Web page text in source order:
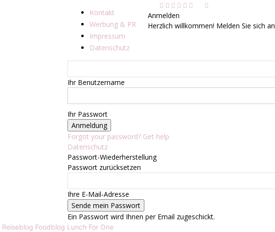
Kontakt
Werbung & PR
Impressum
Datenschutz
Anmelden
Herzlich willkommen! Melden Sie sich an
Ihr Benutzername
Ihr Passwort
Forgot your password? Get help
Datenschutz
Passwort-Wiederherstellung
Passwort zurücksetzen
Ihre E-Mail-Adresse
Ein Passwort wird Ihnen per Email zugeschickt.
Reiseblog Foodblog Lunch For One